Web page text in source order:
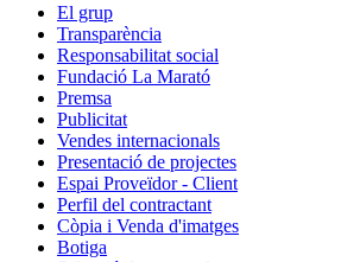
El grup
Transparència
Responsabilitat social
Fundació La Marató
Premsa
Publicitat
Vendes internacionals
Presentació de projectes
Espai Proveïdor - Client
Perfil del contractant
Còpia i Venda d'imatges
Botiga